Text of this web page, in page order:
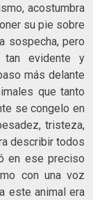
acostumbra
su pie sobre
sospecha, pero
tan evidente y
más delante
que tanto
se congelo en
tristeza,
describir todos
en ese preciso
con una voz
este animal era